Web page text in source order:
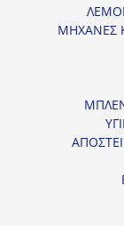
ΜΗΧΑΝΕΣ